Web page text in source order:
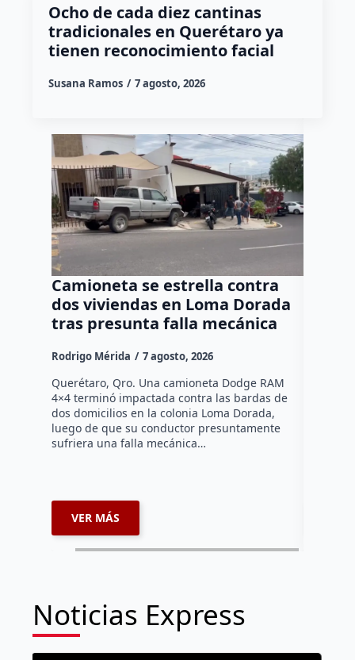
Ocho de cada diez cantinas
tradicionales en Querétaro ya
tienen reconocimiento facial
Susana Ramos 7 agosto, 2026
Camioneta se estrella contra
dos viviendas en Loma Dorada
tras presunta falla mecánica
Rodrigo Mérida 7 agosto, 2026
Querétaro, Qro. Una camioneta Dodge RAM
4×4 terminó impactada contra las bardas de
dos domicilios en la colonia Loma Dorada,
luego de que su conductor presuntamente
sufriera una falla mecánica…
VER MÁS
Noticias Express